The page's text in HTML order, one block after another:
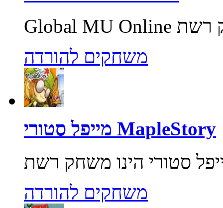
משחקים להורדה
מייפל סטורי MapleStory
משחקים להורדה